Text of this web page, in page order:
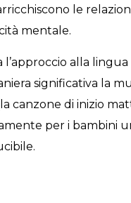
le
mentale.
l’approccio alla
significativa la
canzone di inizio
per i bambini